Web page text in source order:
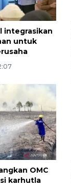
integrasikan
untuk
OMC
karhutla